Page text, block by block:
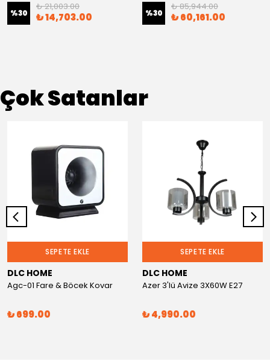
%30
₺ 21,003.00
₺ 14,703.00 %30
₺ 85,944.00
₺ 60,161.00
Çok Satanlar
SEPETE EKLE
DLC HOME
Agc-01 Fare & Böcek Kovar
₺ 699.00
SEPETE EKLE
DLC HOME
Azer 3'lü Avize 3X60W E27
₺ 4,990.00